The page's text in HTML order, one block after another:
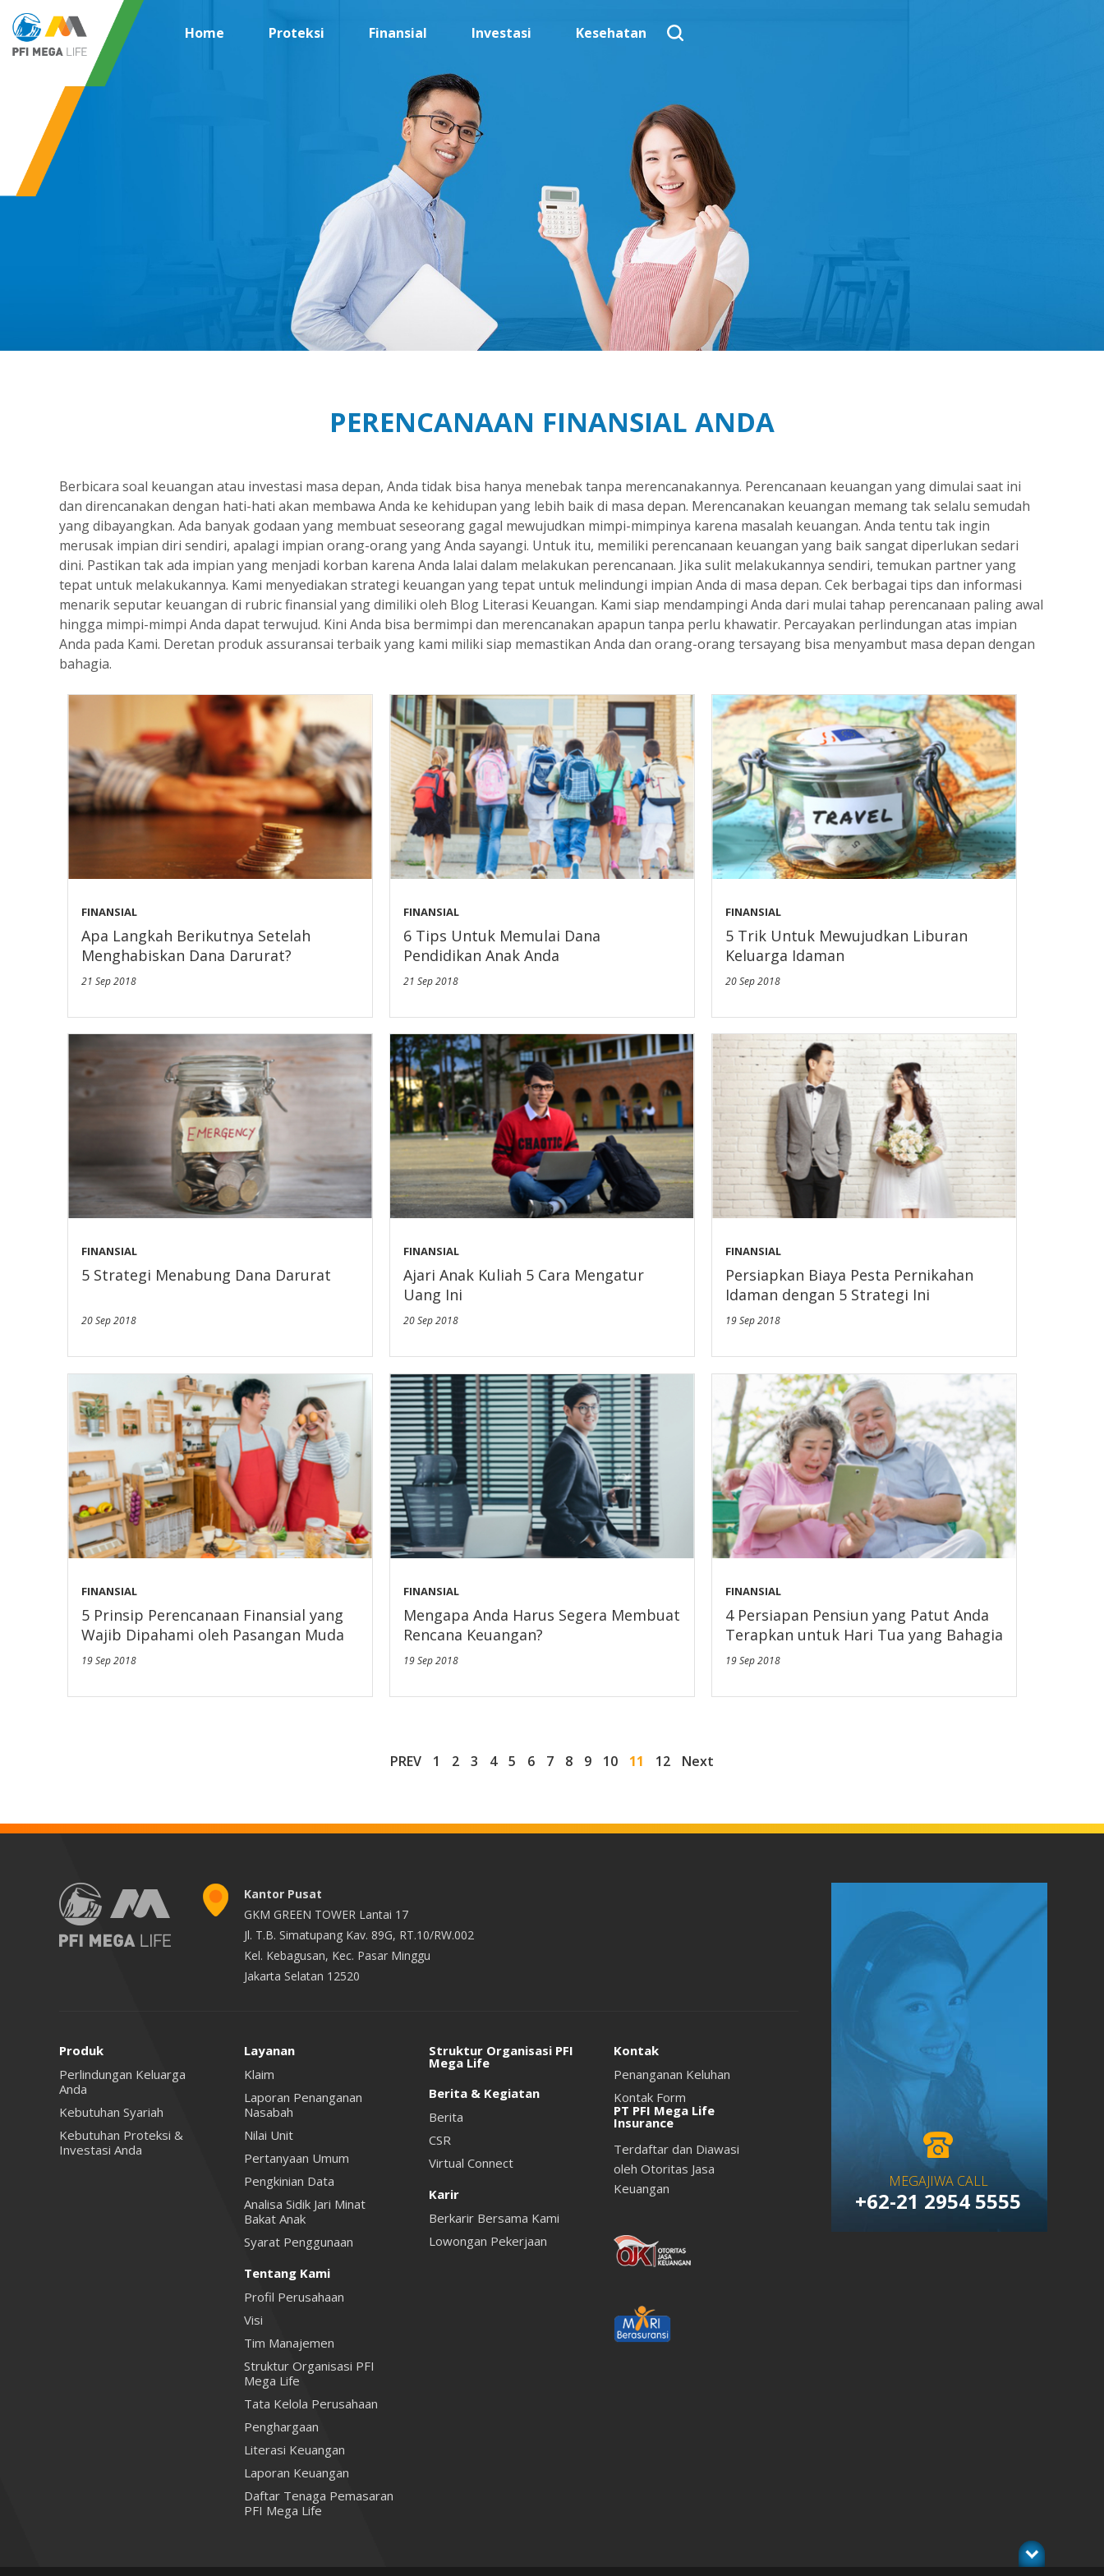
Home Proteksi Finansial Investasi Kesehatan
PERENCANAAN FINANSIAL ANDA
Berbicara soal keuangan atau investasi masa depan, Anda tidak bisa hanya menebak tanpa merencanakannya. Perencanaan keuangan yang dimulai saat ini
dan direncanakan dengan hati-hati akan membawa Anda ke kehidupan yang lebih baik di masa depan. Merencanakan keuangan memang tak selalu semudah
yang dibayangkan. Ada banyak godaan yang membuat seseorang gagal mewujudkan mimpi-mimpinya karena masalah keuangan. Anda tentu tak ingin
merusak impian diri sendiri, apalagi impian orang-orang yang Anda sayangi. Untuk itu, memiliki perencanaan keuangan yang baik sangat diperlukan sedari
dini. Pastikan tak ada impian yang menjadi korban karena Anda lalai dalam melakukan perencanaan. Jika sulit melakukannya sendiri, temukan partner yang
tepat untuk melakukannya. Kami menyediakan strategi keuangan yang tepat untuk melindungi impian Anda di masa depan. Cek berbagai tips dan informasi
menarik seputar keuangan di rubric finansial yang dimiliki oleh Blog Literasi Keuangan. Kami siap mendampingi Anda dari mulai tahap perencanaan paling awal
hingga mimpi-mimpi Anda dapat terwujud. Kini Anda bisa bermimpi dan merencanakan apapun tanpa perlu khawatir. Percayakan perlindungan atas impian
Anda pada Kami. Deretan produk assuransai terbaik yang kami miliki siap memastikan Anda dan orang-orang tersayang bisa menyambut masa depan dengan
bahagia.
FINANSIAL
Apa Langkah Berikutnya Setelah
Menghabiskan Dana Darurat?
21 Sep 2018
FINANSIAL
6 Tips Untuk Memulai Dana
Pendidikan Anak Anda
21 Sep 2018
FINANSIAL
5 Trik Untuk Mewujudkan Liburan
Keluarga Idaman
20 Sep 2018
FINANSIAL
5 Strategi Menabung Dana Darurat
20 Sep 2018
FINANSIAL
Ajari Anak Kuliah 5 Cara Mengatur
Uang Ini
20 Sep 2018
FINANSIAL
Persiapkan Biaya Pesta Pernikahan
Idaman dengan 5 Strategi Ini
19 Sep 2018
FINANSIAL
5 Prinsip Perencanaan Finansial yang
Wajib Dipahami oleh Pasangan Muda
19 Sep 2018
FINANSIAL
Mengapa Anda Harus Segera Membuat
Rencana Keuangan?
19 Sep 2018
FINANSIAL
4 Persiapan Pensiun yang Patut Anda
Terapkan untuk Hari Tua yang Bahagia
19 Sep 2018
PREV 1 2 3 4 5 6 7 8 9 10 11 12 Next
Kantor Pusat
GKM GREEN TOWER Lantai 17
Jl. T.B. Simatupang Kav. 89G, RT.10/RW.002
Kel. Kebagusan, Kec. Pasar Minggu
Jakarta Selatan 12520
Produk
Perlindungan Keluarga
Anda
Kebutuhan Syariah
Kebutuhan Proteksi &
Investasi Anda
Layanan
Klaim
Laporan Penanganan
Nasabah
Nilai Unit
Pertanyaan Umum
Pengkinian Data
Analisa Sidik Jari Minat
Bakat Anak
Syarat Penggunaan
Tentang Kami
Profil Perusahaan
Visi
Tim Manajemen
Struktur Organisasi PFI
Mega Life
Tata Kelola Perusahaan
Penghargaan
Literasi Keuangan
Laporan Keuangan
Daftar Tenaga Pemasaran
PFI Mega Life
Struktur Organisasi PFI
Mega Life
Berita & Kegiatan
Berita
CSR
Virtual Connect
Karir
Berkarir Bersama Kami
Lowongan Pekerjaan
Kontak
Penanganan Keluhan
Kontak Form
PT PFI Mega Life
Insurance
Terdaftar dan Diawasi
oleh Otoritas Jasa
Keuangan
MEGAJIWA CALL
+62-21 2954 5555